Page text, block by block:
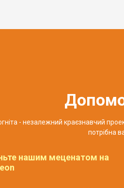
- незалежний краєзнавчий
потрібна
нашим меценатом на